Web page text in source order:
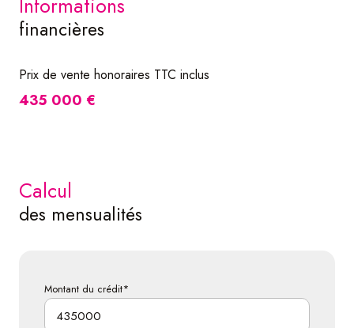
financières
Prix de vente honoraires TTC inclus
435 000 €
calcul
des mensualités
Montant du crédit*